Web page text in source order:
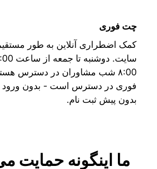
چت فوری
کمک اضطراری آنلاین به طور
۸:00 شب مشاوران در دسترس
فوری در دسترس است - بدون ورود
بدون پیش ثبت نام.
ما اینگونه حمایت